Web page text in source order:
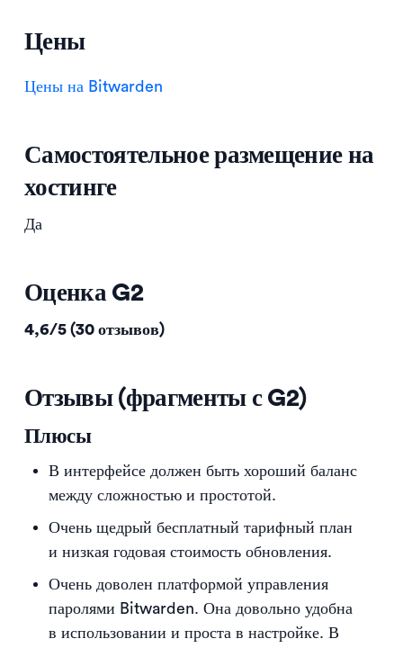
Цены
Цены на Bitwarden
Самостоятельное размещение на
хостинге
Да
Оценка G2
4,6/5 (30 отзывов)
Отзывы (фрагменты с G2)
Плюсы
В интерфейсе должен быть хороший баланс
между сложностью и простотой.
Очень щедрый бесплатный тарифный план
и низкая годовая стоимость обновления.
Очень доволен платформой управления
паролями Bitwarden. Она довольно удобна
в использовании и проста в настройке. В